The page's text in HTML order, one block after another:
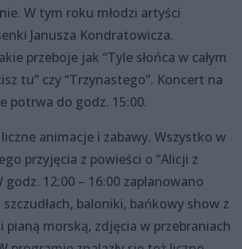
W tym roku młodzi artyści
Janusza Kondratowicza.
przeboje jak “Tyle słońca w całym
tu” czy “Trzynastego”. Koncert na
potrwa do godz. 15:00.
animacje i zabawy. Wszystko w
przyjęcia z powieści o “Alicji z
godz. 12:00 – 16:00 zaplanowano
baloniki, bańkowy show z
pianą morską, zdjęcia w przebraniach